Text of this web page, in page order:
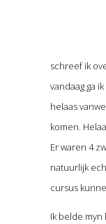
schreef ik
vandaag ga
helaas
komen.
Er waren 4
natuurlijk
cursus
Ik belde